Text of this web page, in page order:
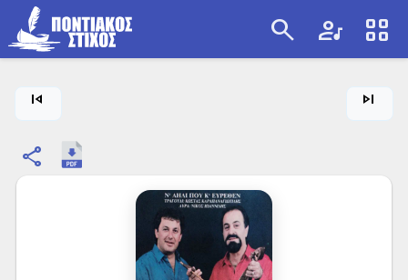
search artist view_cozy
skip_previous skip_next
share